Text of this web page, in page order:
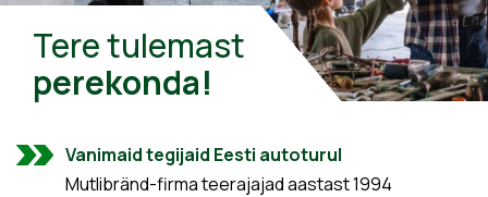
Tere tulemast
perekonda!
Vanimaid tegijaid Eesti autoturul
Mutlibränd-firma teerajajad aastast 1994